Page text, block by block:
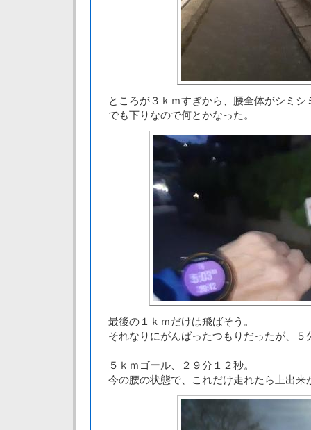
ところが３ｋｍすぎから、腰全体がシミシ
でも下りなので何とかなった。
最後の１ｋｍだけは飛ばそう。
それなりにがんばったつもりだったが、５
５ｋｍゴール、２９分１２秒。
今の腰の状態で、これだけ走れたら上出来